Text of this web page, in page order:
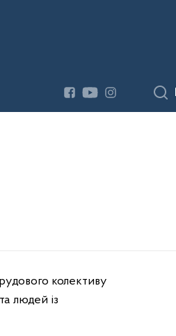
колективу
людей із